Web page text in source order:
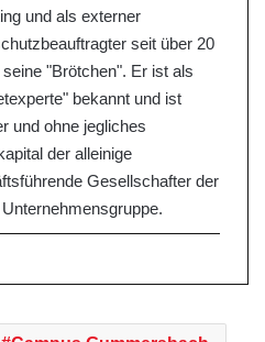
und als externer
seit über 20
"Brötchen". Er ist als
bekannt und ist
und ohne jegliches
der alleinige
Gesellschafter der